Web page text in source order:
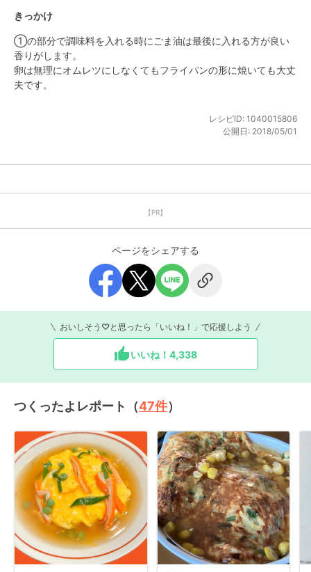
きっかけ
①の部分で調味料を入れる時にごま油は最後に入れる方が良い
香りがします。
卵は無理にオムレツにしなくてもフライパンの形に焼いても大丈
夫です。
レシピID: 1040015806
公開日: 2018/05/01
【PR】
ページをシェアする
おいしそう♡と思ったら「いいね！」で応援しよう
いいね！ 4,338
つくったよレポート（47件）